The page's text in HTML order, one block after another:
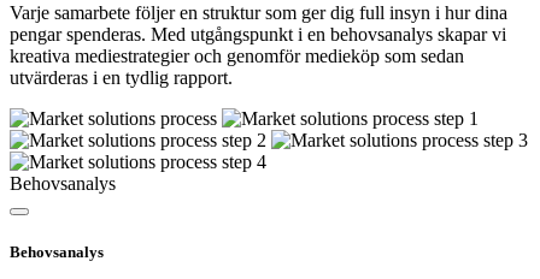
Varje samarbete följer en struktur som ger dig full insyn i hur dina
pengar spenderas. Med utgångspunkt i en behovsanalys skapar vi
kreativa mediestrategier och genomför medieköp som sedan
utvärderas i en tydlig rapport.
Behovsanalys
Behovsanalys